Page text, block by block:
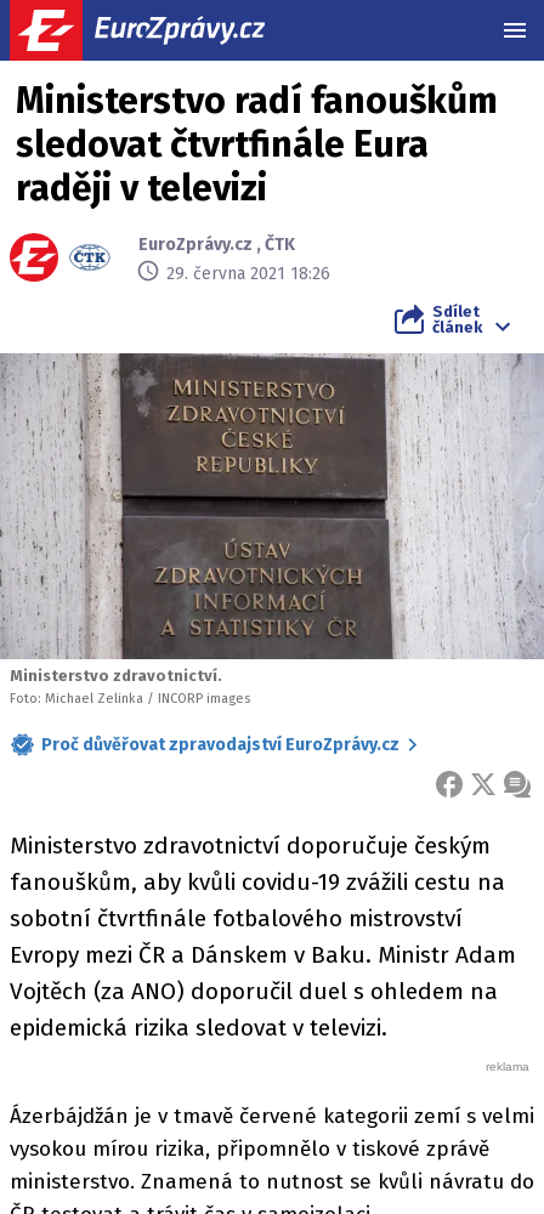
Ministerstvo radí fanouškům
sledovat čtvrtfinále Eura
raději v televizi
EuroZprávy.cz ,ČTK
29. června 2021 18:26
Sdílet
článek
Ministerstvo zdravotnictví.
Foto: Michael Zelinka / INCORP images
Proč důvěřovat zpravodajství EuroZprávy.cz
FACEBOOK
X
Ministerstvo zdravotnictví doporučuje českým
fanouškům, aby kvůli covidu-19 zvážili cestu na
sobotní čtvrtfinále fotbalového mistrovství
Evropy mezi ČR a Dánskem v Baku. Ministr Adam
Vojtěch (za ANO) doporučil duel s ohledem na
epidemická rizika sledovat v televizi.
Ázerbájdžán je v tmavě červené kategorii zemí s velmi
vysokou mírou rizika, připomnělo v tiskové zprávě
ministerstvo. Znamená to nutnost se kvůli návratu do